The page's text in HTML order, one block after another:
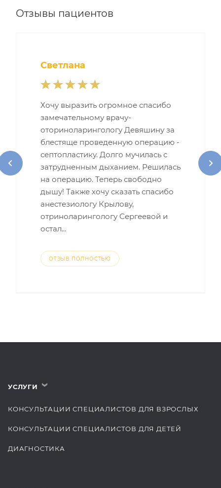
Отзывы пациентов
Светлана
Хочу выразить огромное спасибо
замечательному врачу-
оториноларингологу Девяшину за
блестяще проведенную операцию -
септопластику. Долго мучилась с
затрудненным дыханием. Решилась
на операцию. Теперь свободно
дышу! Также хочу сказать спасибо
анестезиологу Крылову,
отриноларингологу Сергеевой и
остал...
ОТЗЫВ ПОЛНОСТЬЮ
УСЛУГИ ›
КОНСУЛЬТАЦИИ СПЕЦИАЛИСТОВ ДЛЯ ВЗРОСЛЫХ
КОНСУЛЬТАЦИИ СПЕЦИАЛИСТОВ ДЛЯ ДЕТЕЙ
ДИАГНОСТИКА